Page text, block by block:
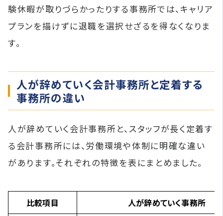
験休暇が取りづらかったりする事務所では、キャリア
プランを描けずに退職を選択せざるを得なくなりま
す。
人が辞めていく会計事務所と定着する
事務所の違い
人が辞めていく会計事務所と、スタッフが長く定着す
る会計事務所には、労働環境や体制に明確な違い
があります。それぞれの特徴を表にまとめました。
比較項目
人が辞めていく事務所